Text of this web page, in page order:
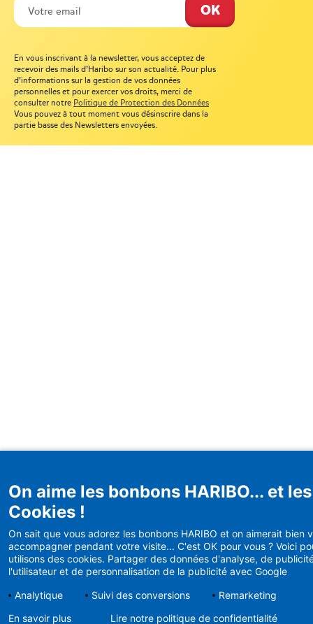
En vous inscrivant à la newsletter, vous acceptez de
recevoir des mails d’Haribo sur son actualité. Pour plus
d’informations sur la gestion de vos données
personnelles et pour exercer vos droits, merci de
consulter notre Politique de Protection des Données
Vous pouvez à tout moment vous désinscrire dans la
partie basse des Newsletters envoyées.
On aime les bonbons HARIBO... et les
Cookies !
On sait que vous adorez les bonbons HARIBO et on aimerait bien
accompagner pendant votre visite... C'est OK pour vous ? Voici
utilisons des cookies. Partager des données d'analyse, de
l'utilisateur et de personnalisation de la publicité avec Google
Analytique
Suivi des conversions
Remarketing
En savoir plus
Lire notre politique de confidentialité